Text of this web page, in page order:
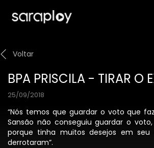
Voltar
BPA PRISCILA - TIRAR O
25/09/2018
“Nós temos que guardar o voto que
Sansão não conseguiu guardar o
porque tinha muitos desejos em
derrotaram”.